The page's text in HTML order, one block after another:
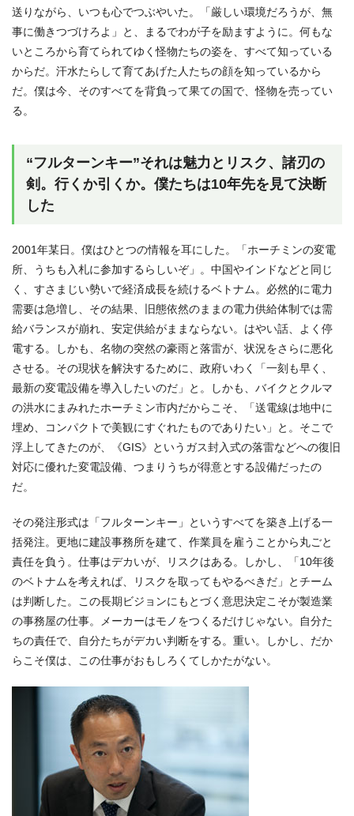
送りながら、いつも心でつぶやいた。「厳しい環境だろうが、無
事に働きつづけろよ」と、まるでわが子を励ますように。何もな
いところから育てられてゆく怪物たちの姿を、すべて知っている
からだ。汗水たらして育てあげた人たちの顔を知っているから
だ。僕は今、そのすべてを背負って果ての国で、怪物を売ってい
る。
“フルターンキー”それは魅力とリスク、諸刃の
剣。行くか引くか。僕たちは10年先を見て決断
した
2001年某日。僕はひとつの情報を耳にした。「ホーチミンの変電
所、うちも入札に参加するらしいぞ」。中国やインドなどと同じ
く、すさまじい勢いで経済成長を続けるベトナム。必然的に電力
需要は急増し、その結果、旧態依然のままの電力供給体制では需
給バランスが崩れ、安定供給がままならない。はやい話、よく停
電する。しかも、名物の突然の豪雨と落雷が、状況をさらに悪化
させる。その現状を解決するために、政府いわく「一刻も早く、
最新の変電設備を導入したいのだ」と。しかも、バイクとクルマ
の洪水にまみれたホーチミン市内だからこそ、「送電線は地中に
埋め、コンパクトで美観にすぐれたものでありたい」と。そこで
浮上してきたのが、《GIS》というガス封入式の落雷などへの復旧
対応に優れた変電設備、つまりうちが得意とする設備だったの
だ。
その発注形式は「フルターンキー」というすべてを築き上げる一
括発注。更地に建設事務所を建て、作業員を雇うことから丸ごと
責任を負う。仕事はデカいが、リスクはある。しかし、「10年後
のベトナムを考えれば、リスクを取ってもやるべきだ」とチーム
は判断した。この長期ビジョンにもとづく意思決定こそが製造業
の事務屋の仕事。メーカーはモノをつくるだけじゃない。自分た
ちの責任で、自分たちがデカい判断をする。重い。しかし、だか
らこそ僕は、この仕事がおもしろくてしかたがない。